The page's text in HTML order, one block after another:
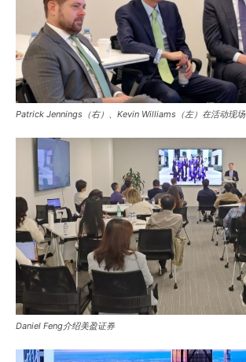
Patrick Jennings（右）、Kevin Williams（左）在活动现场
Daniel Feng介绍美盈证券